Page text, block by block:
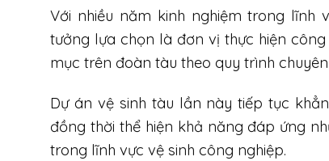
Với nhiều năm kinh nghiệm trong lĩnh
tưởng lựa chọn là đơn vị thực hiện
mục trên đoàn tàu theo quy trình
Dự án vệ sinh tàu lần này tiếp tục
đồng thời thể hiện khả năng đáp ứng
trong lĩnh vực vệ sinh công nghiệp.